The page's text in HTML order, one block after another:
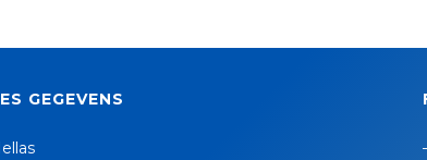
GEGEVENS